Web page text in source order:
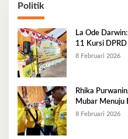
Politik
La Ode
11 Kursi DPRD
8 Februari 2026
Rhika
Mubar Menuju
8 Februari 2026